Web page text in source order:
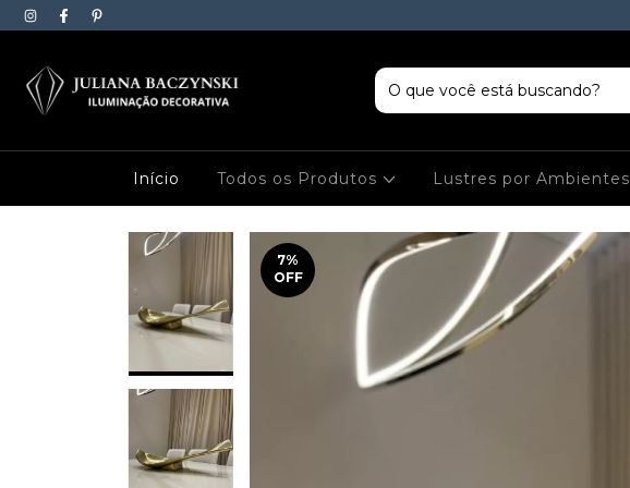
Início Todos os Produtos Lustres por Ambientes
7%
OFF